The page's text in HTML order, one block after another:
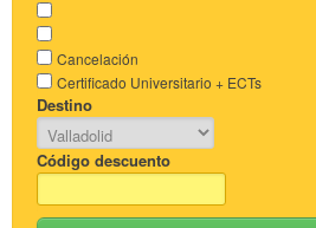
Cancelación
Certificado Universitario + ECTs
Destino
Código descuento